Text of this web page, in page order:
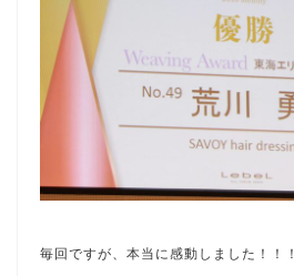
毎回ですが、本当に感動しました！！！